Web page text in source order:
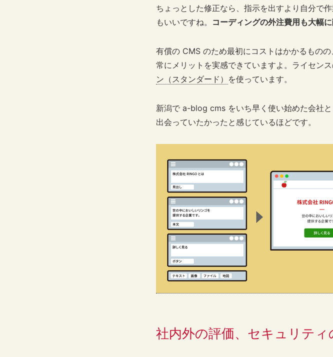
ちょっとした修正なら、指示を出すより自分で
もいいですね。 コーディングの外注費用も大幅
有償の CMS のため最初にコストはかかるもの
常にメリットを実感できていますよ。ライセン
ン（スタンダード） を使っています。
新潟で a-blog cms をいち早く使い始めた会社
出会っていたかったと感じているほどです。
社内外の評価、セキュリティ